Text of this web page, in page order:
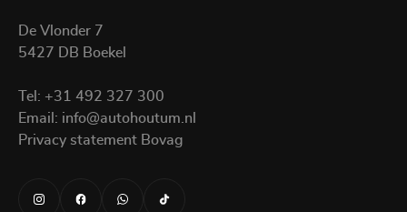
De Vlonder 7
5427 DB Boekel
Tel: +31 492 327 300
Email: info@autohoutum.nl
Privacy statement Bovag